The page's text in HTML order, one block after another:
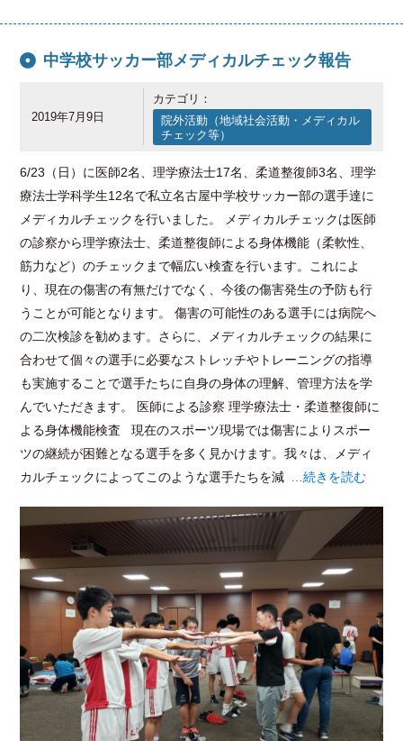
中学校サッカー部メディカルチェック報告
2019年7月9日
カテゴリ：
院外活動（地域社会活動・メディカル
チェック等）
6/23（日）に医師2名、理学療法士17名、柔道整復師3名、理学
療法士学科学生12名で私立名古屋中学校サッカー部の選手達に
メディカルチェックを行いました。 メディカルチェックは医師
の診察から理学療法士、柔道整復師による身体機能（柔軟性、
筋力など）のチェックまで幅広い検査を行います。これによ
り、現在の傷害の有無だけでなく、今後の傷害発生の予防も行
うことが可能となります。 傷害の可能性のある選手には病院へ
の二次検診を勧めます。さらに、メディカルチェックの結果に
合わせて個々の選手に必要なストレッチやトレーニングの指導
も実施することで選手たちに自身の身体の理解、管理方法を学
んでいただきます。 医師による診察 理学療法士・柔道整復師に
よる身体機能検査 現在のスポーツ現場では傷害によりスポー
ツの継続が困難となる選手を多く見かけます。我々は、メディ
カルチェックによってこのような選手たちを減
…続きを読む